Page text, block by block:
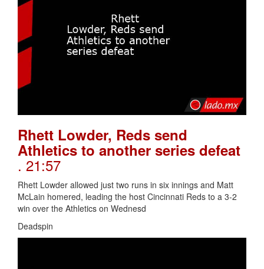
Rhett Lowder, Reds send
Athletics to another series defeat
. 21:57
Rhett Lowder allowed just two runs in six innings and Matt
McLain homered, leading the host Cincinnati Reds to a 3-2
win over the Athletics on Wednesd
Deadspin